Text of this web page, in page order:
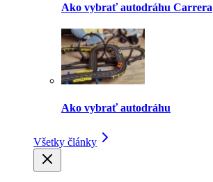
Ako vybrať autodráhu Carrera
Ako vybrať autodráhu
Všetky články